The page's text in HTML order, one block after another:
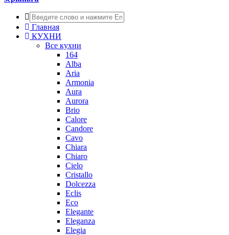
Главная
КУХНИ
Все кухни
164
Alba
Aria
Armonia
Aura
Aurora
Brio
Calore
Candore
Cavo
Chiara
Chiaro
Cielo
Cristallo
Dolcezza
Eclis
Eco
Elegante
Eleganza
Elegia